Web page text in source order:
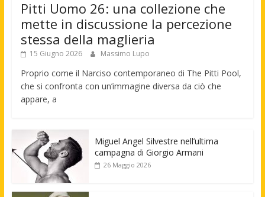
Pitti Uomo 26: una collezione che
mette in discussione la percezione
stessa della maglieria
15 Giugno 2026 Massimo Lupo
Proprio come il Narciso contemporaneo di The Pitti Pool,
che si confronta con un’immagine diversa da ciò che
appare, a
Miguel Angel Silvestre nell’ultima
campagna di Giorgio Armani
26 Maggio 2026